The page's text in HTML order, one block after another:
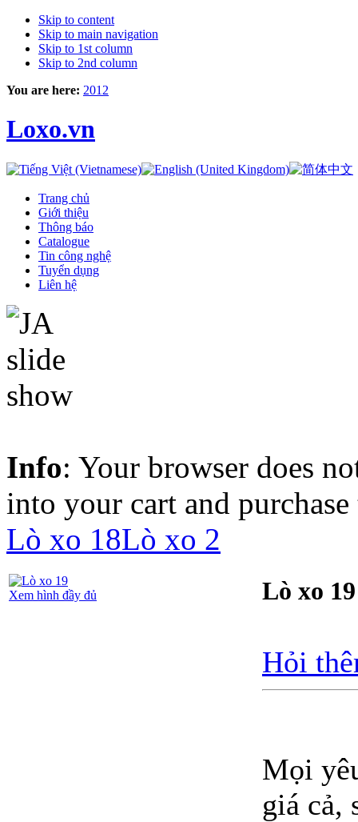
Skip to content
Skip to main navigation
Skip to 1st column
Skip to 2nd column
You are here: 2012
Loxo.vn
Trang chủ
Giới thiệu
Thông báo
Catalogue
Tin công nghệ
Tuyển dụng
Liên hệ
Info: Your browser does
into your cart and
Lò xo 18Lò xo 2
Xem hình đầy đủ Lò xo 19
Hỏi
Mọi
giá cả,